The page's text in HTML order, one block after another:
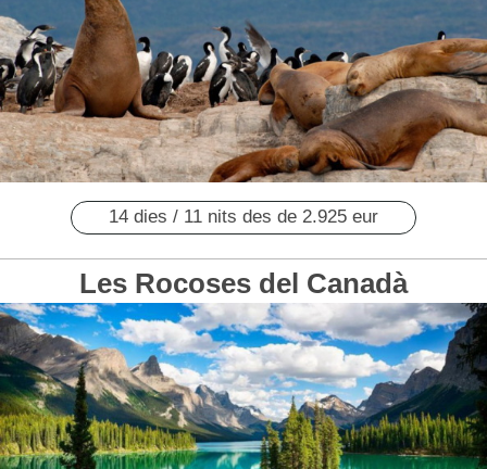
14 dies / 11 nits des de 2.925 eur
Les Rocoses del Canadà